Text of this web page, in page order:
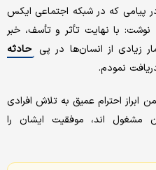
در پیامی که در شبکه اجتماعی ایکس
با نهایت تأثر و تأسف، خبر
زیادی از انسان‌ها در پی حادثه
نمودم.
احترام عمیق به تلاش افرادی
مشغول اند، موفقیت ایشان را